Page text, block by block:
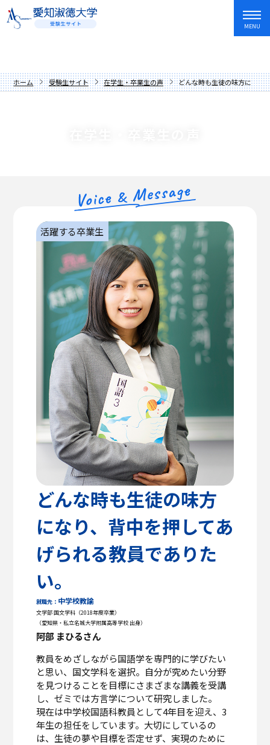
MENU
入試情報・学費
先輩からの応援メッセージ
心理学部
創造表現学部
健康医療科学部
食健康科学部
福祉貢献学部
交流文化学部
ビジネス学部
グローバル・コミュニケーション学部
数字でわかる愛知淑徳大学
学長メッセージ
星が丘キャンパス
愛知淑徳大学生の1年
センパイのリアルライフ
就職サポート
キャリア教育・インターンシップ
キャリア支援・資格対策
在学生・卒業生の声
高校教諭の方へ
公式SNS
入学を
決めた理由
学生VOICE
愛知淑徳大学公式サイト
ホーム 受験生サイト 在学生・卒業生の声 どんな時も生徒の味方になり
活躍する卒業生
どんな時も生徒の味方
になり、背中を押してあ
げられる教員でありた
い。
就職先： 中学校教諭
文学部 国文学科（2018年度卒業）
（愛知県・私立名城大学附属高等学校 出身）
阿部 まひるさん
教員をめざしながら国語学を専門的に学びたい
と思い、国文学科を選択。自分が究めたい分野
を見つけることを目標にさまざまな講義を受講
し、ゼミでは方言学について研究しました。
現在は中学校国語科教員として4年目を迎え、3
年生の担任をしています。大切にしているの
は、生徒の夢や目標を否定せず、実現のために